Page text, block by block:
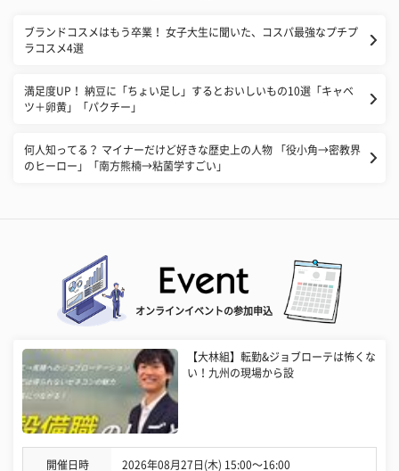
​ブランドコスメはもう卒業！ 女子大生に聞いた、コスパ最強なプチプ
ラコスメ4選
満足度UP！ 納豆に「ちょい足し」するとおいしいもの10選「キャベ
ツ＋卵黄」「パクチー」
​何人知ってる？ マイナーだけど好きな歴史上の人物 「役小角→密教界
のヒーロー」「南方熊楠→粘菌学すごい」
オンラインイベントの参加申込
【大林組】転勤&ジョブローテは怖くな
い！九州の現場から設
開催日時 2026年08月27日(木) 15:00〜16:00